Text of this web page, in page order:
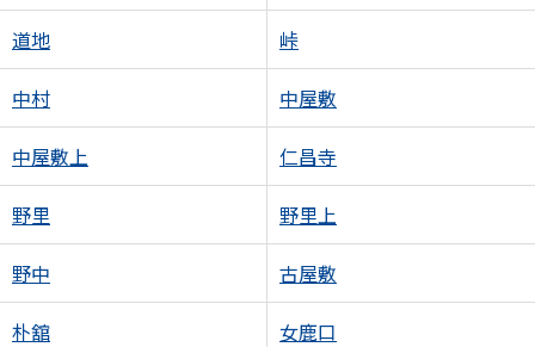
道地 峠
中村 中屋敷
中屋敷上 仁昌寺
野里 野里上
野中 古屋敷
朴舘 女鹿口